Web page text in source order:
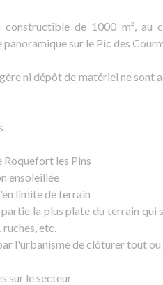
constructible de 1000 m², au
sur le Pic des
ni dépôt de matériel ne sont
Roquefort les Pins
ensoleillée
limite de terrain
partie la plus plate du terrain
etc.
l'urbanisme de clôturer tout
sur le secteur